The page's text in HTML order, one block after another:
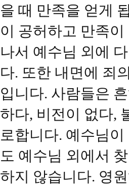
을 때 만족을 얻게
이 공허하고 만족
나서 예수님 외에
다. 또한 내면에 죄
입니다. 사람들은
하다, 비전이 없다,
로합니다. 예수님
도 예수님 외에서
하지 않습니다. 영